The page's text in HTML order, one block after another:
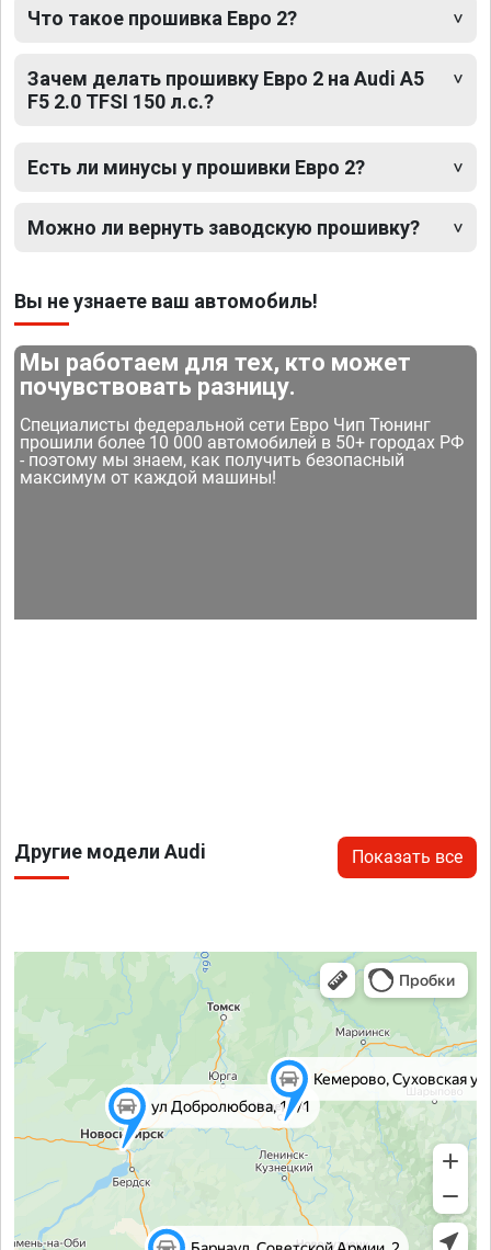
Что такое прошивка Евро 2?
Зачем делать прошивку Евро 2 на Audi A5
F5 2.0 TFSI 150 л.с.?
Есть ли минусы у прошивки Евро 2?
Можно ли вернуть заводскую прошивку?
Вы не узнаете ваш автомобиль!
Мы работаем для тех, кто может
почувствовать разницу.
Специалисты федеральной сети Евро Чип Тюнинг
прошили более 10 000 автомобилей в 50+ городах РФ
- поэтому мы знаем, как получить безопасный
максимум от каждой машины!
Другие модели Audi Показать все